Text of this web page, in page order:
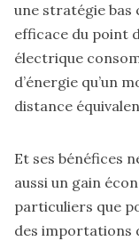
une stratégie bas
efficace du point
électrique
d’énergie qu’un
distance
Et ses bénéfices
aussi un gain
particuliers que
des importations